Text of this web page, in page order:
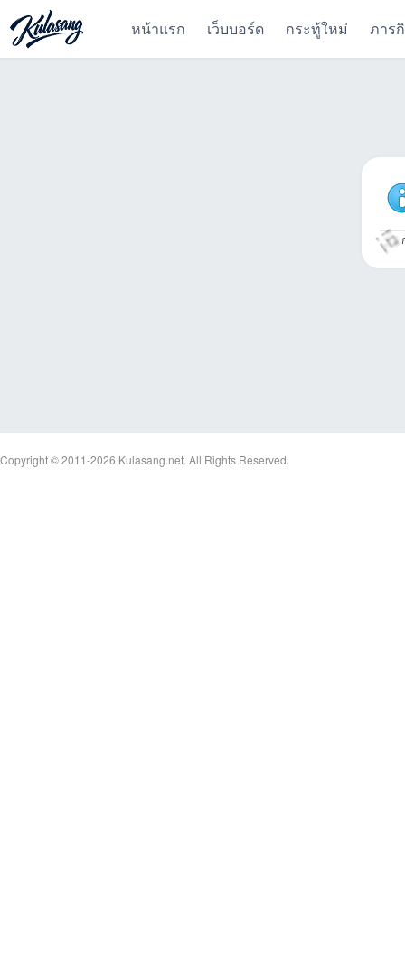
หน้าแรก เว็บบอร์ด กระทู้ใหม่ ภาร
Copyright © 2011-2026 Kulasang.net. All Rights Reserved.